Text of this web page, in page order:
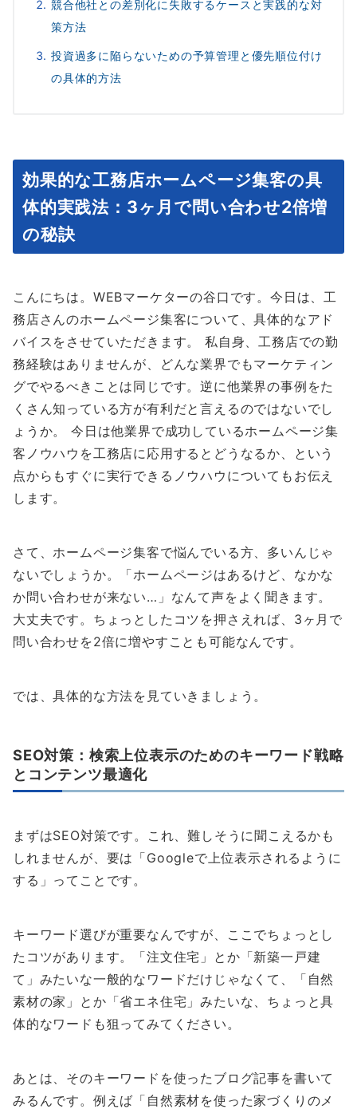
競合他社との差別化に失敗するケースと実践的な対
策方法
投資過多に陥らないための予算管理と優先順位付け
の具体的方法
効果的な工務店ホームページ集客の具
体的実践法：3ヶ月で問い合わせ2倍増
の秘訣
こんにちは。WEBマーケターの谷口です。今日は、工
務店さんのホームページ集客について、具体的なアド
バイスをさせていただきます。 私自身、工務店での勤
務経験はありませんが、どんな業界でもマーケティン
グでやるべきことは同じです。逆に他業界の事例をた
くさん知っている方が有利だと言えるのではないでし
ょうか。 今日は他業界で成功しているホームページ集
客ノウハウを工務店に応用するとどうなるか、という
点からもすぐに実行できるノウハウについてもお伝え
します。
さて、ホームページ集客で悩んでいる方、多いんじゃ
ないでしょうか。「ホームページはあるけど、なかな
か問い合わせが来ない…」なんて声をよく聞きます。
大丈夫です。ちょっとしたコツを押さえれば、3ヶ月で
問い合わせを2倍に増やすことも可能なんです。
では、具体的な方法を見ていきましょう。
SEO対策：検索上位表示のためのキーワード戦略
とコンテンツ最適化
まずはSEO対策です。これ、難しそうに聞こえるかも
しれませんが、要は「Googleで上位表示されるように
する」ってことです。
キーワード選びが重要なんですが、ここでちょっとし
たコツがあります。「注文住宅」とか「新築一戸建
て」みたいな一般的なワードだけじゃなくて、「自然
素材の家」とか「省エネ住宅」みたいな、ちょっと具
体的なワードも狙ってみてください。
あとは、そのキーワードを使ったブログ記事を書いて
みるんです。例えば「自然素材を使った家づくりのメ